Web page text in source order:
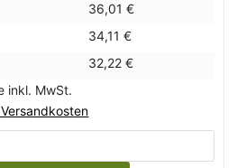
36,01 €
34,11 €
32,22 €
inkl. MwSt.